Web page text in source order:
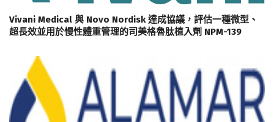
Vivani Medical 與 Novo Nordisk 達成協議，評估一種微型、
超長效並用於慢性體重管理的司美格魯肽植入劑 NPM-139